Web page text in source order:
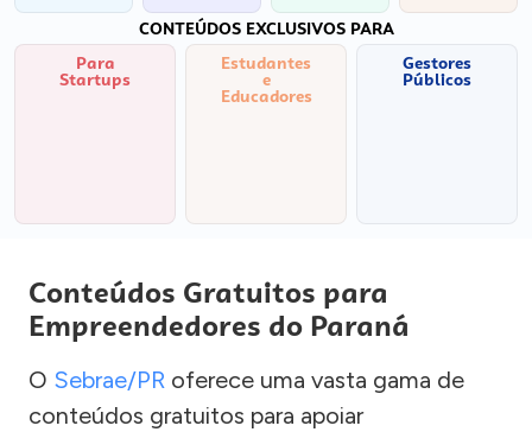
CONTEÚDOS EXCLUSIVOS PARA
Para
Startups
Estudantes
e
Educadores
Gestores
Públicos
Conteúdos Gratuitos para
Empreendedores do Paraná
O Sebrae/PR oferece uma vasta gama de
conteúdos gratuitos para apoiar